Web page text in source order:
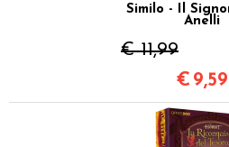
Similo - Il
Anelli
€ 11,99
€ 9,59